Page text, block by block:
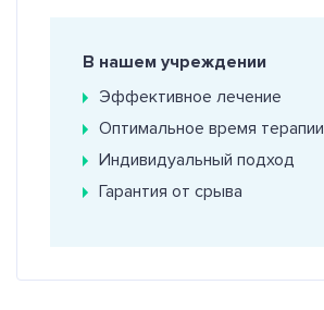
В нашем учреждении
Эффективное лечение
Оптимальное время терапии
Индивидуальный подход
Гарантия от срыва